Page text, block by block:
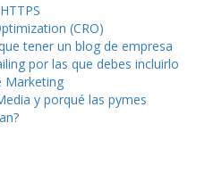
(CRO)
tener un blog de empresa
por las que debes incluirlo
Marketing
y porqué las pymes